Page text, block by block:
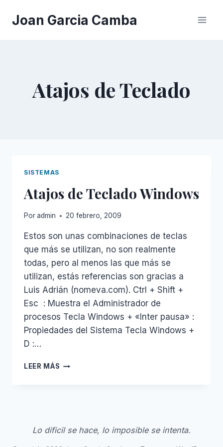
Joan Garcia Camba
Atajos de Teclado
SISTEMAS
Atajos de Teclado Windows
Poradmin 20 febrero, 2009
Estos son unas combinaciones de teclas
que más se utilizan, no son realmente
todas, pero al menos las que más se
utilizan, estás referencias son gracias a
Luis Adrián (nomeva.com). Ctrl + Shift +
Esc : Muestra el Administrador de
procesos Tecla Windows + «Inter pausa» :
Propiedades del Sistema Tecla Windows +
D :…
LEER MÁS ATAJOS
Lo dificil se hace, lo imposible se intenta.